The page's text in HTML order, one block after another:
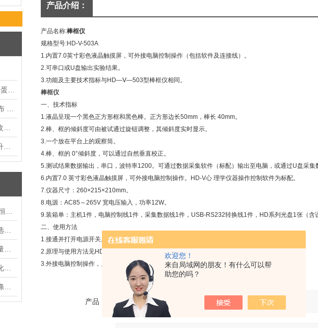
欢迎您！
来自局域网的朋友！有什么可以帮
助您的吗？
产品介绍：
产品名称:棒框仪
规格型号:HD-V-503A
1.内置7.0英寸彩色液晶触摸屏，可外接电脑控制操作（包括软件及连接线）。
2.可串口或U盘输出实验结果。
3.功能及主要技术指标与HD—Ⅴ—503型棒框仪相同。
棒框仪
一、技术指标
1.液晶呈现一个黑色正方形框和黑色棒。正方形边长50mm ，棒长 40mm。
2.棒、框的倾斜度可由被试通过旋钮调整，其倾斜度实时显示。
3.一个放在平台上的观察筒。
4.棒、框的 0°倾斜度，可以通过自然垂直校正。
5.测试结果数据输出，串口，波特率1200。可通过数据采集软件（标配）输出至电脑，或通过U盘采集
6.内置7.0 英寸彩色液晶触摸屏，可外接电脑控制操作。 HD-V心 理学仪器操作控制软件为标配。
7.仪器尺寸： 260×215×210mm。
8.电源： AC85 ～265V 宽电压输入，功率12W。
9.装箱单：主机1件，电脑控制线1件，采集数据线1件， USB-RS232转换线1件， HD系列光盘1张（含
二、使用方法
1.接通并打开电源开关。一会屏出现正方形框与棒。
2.原理与使用方法见HD
型棒框仪的相关说明。
3.外接电脑控制操作，见前言“电脑控制软件”与“HD-VA系列心理学仪器”的相关说明。
产品：